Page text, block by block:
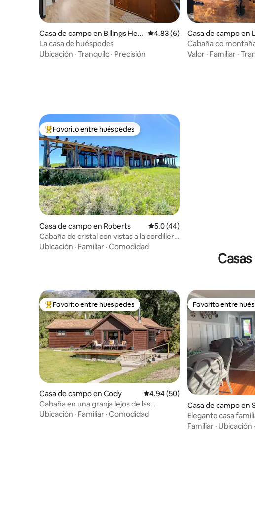
Casa de campo en Billings Heig
hts
Calificación promedio: 4.83 de
4.83 (6)
La casa de huéspedes
Ubicación · Tranquilo · Precisión
Casa de campo en
n
Cabaña de
Nacional
Valor · Familiar ·
De los mejores en Favorito entre huéspedes
Favorito entre huéspedes
Casa de campo en Roberts Calificación promedio: 5.0 de 5;
5.0 (44)
Cabaña de cristal con vistas a la cordillera
Beartooth
Ubicación · Familiar · Comodidad
De los mejores en Favorito entre huéspedes
Favorito entre huéspedes
Casa de campo en Cody Calificación promedio: 4.94 de
4.94 (50)
Cabaña en una granja lejos de las
multitudes
Ubicación · Familiar · Comodidad
Favorito entre
Favorito entre
Casa de campo en
Elegante casa
porches y patio
Familiar · Ubicación ·